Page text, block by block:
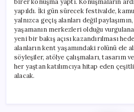
birer konuşma yaptı. Konuşmaların
yapıldı. İki gün sürecek festivalde,
yalnızca geçiş alanları değil
yaşamanın merkezleri olduğu
yeni bir bakış açısı kazandırılması
alanların kent yaşamındaki rolünü ele
söyleşiler, atölye çalışmaları, tasarım
her yaştan katılımcıya hitap eden
alacak.